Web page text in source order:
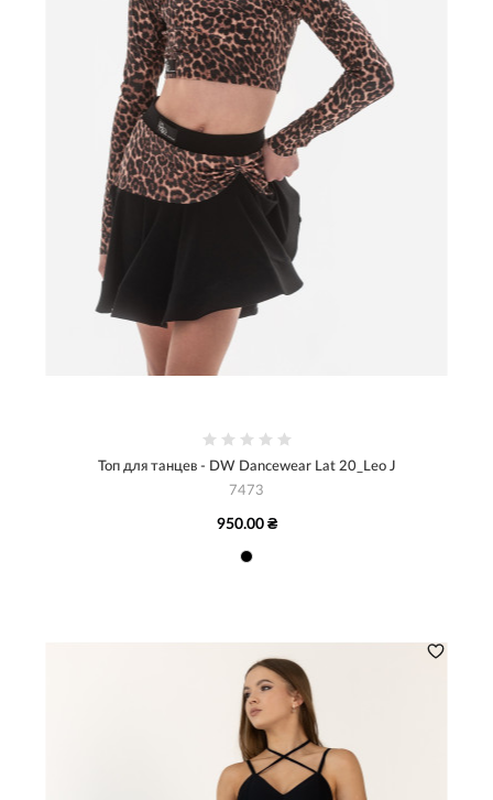
Топ для танцев - DW Dancewear Lat 20_Leo J
7473
950.00 ₴